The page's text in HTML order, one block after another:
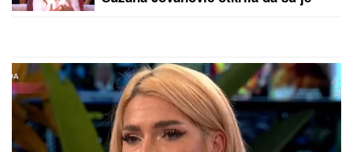
POGINUO POZNATI MANEKEN (37):
Doživeo nesreću tokom snimanja
reklame, u rijalitiju bio sa devojkom
Marijom Maksimović